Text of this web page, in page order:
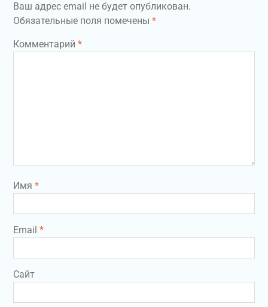
Ваш адрес email не будет опубликован.
Обязательные поля помечены *
Комментарий *
Имя *
Email *
Сайт